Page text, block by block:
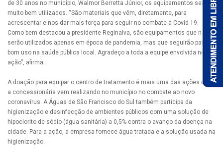
de 30 anos no município, Walmor Berretta Júnior, os equipamentos serão
muito bem utilizados. “São materiais que vêm, diretamente, para
acrescentar e nos dar mais força para seguir no combate à Covid-19.
Como bem destacou a presidente Reginalva, são equipamentos que não
serão utilizados apenas em época de pandemia, mas que seguirão para o
bom uso na saúde pública local. Agradeço a toda a equipe envolvida nesta
ação”, afirma.
A doação para equipar o centro de tratamento é mais uma das ações que
a concessionária vem realizando no município no combate ao novo
coronavírus. A Águas de São Francisco do Sul também participa da
higienização e desinfecção de ambientes públicos com uma solução de
hipoclorito de sódio (água sanitária) a 0,5% contra o avanço da doença na
cidade. Para a ação, a empresa fornece água tratada e a solução usada na
higienização.